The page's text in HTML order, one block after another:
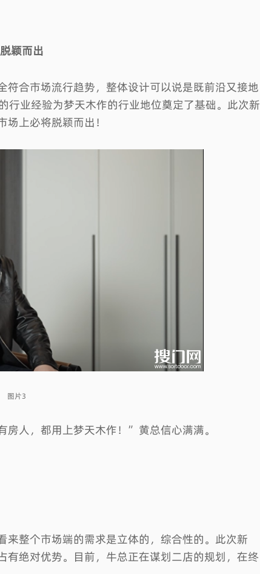
颖而出
合市场流行趋势，整体设计可以说是既前沿又接地
行业经验为梦天木作的行业地位奠定了基础。此次新
上必将脱颖而出！
图片3
房人，都用上梦天木作！”黄总信心满满。
整个市场端的需求是立体的，综合性的。此次新
绝对优势。目前，牛总正在谋划二店的规划，在终